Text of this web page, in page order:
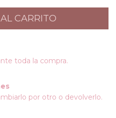
toda la compra.
por otro o devolverlo.